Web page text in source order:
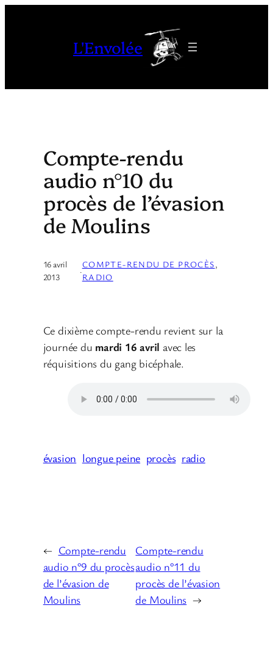
L'Envolée
Compte-rendu
audio n°10 du
procès de l’évasion
de Moulins
16 avril
2013
·
COMPTE-RENDU DE PROCÈS
RADIO
Ce dixième compte-rendu revient sur la
journée du mardi 16 avril avec les
réquisitions du gang bicéphale.
évasion longue peine procès radio
← Compte-rendu
audio n°9 du procès
de l’évasion de
Moulins
Compte-rendu
audio n°11 du
procès de l’évasion
de Moulins →